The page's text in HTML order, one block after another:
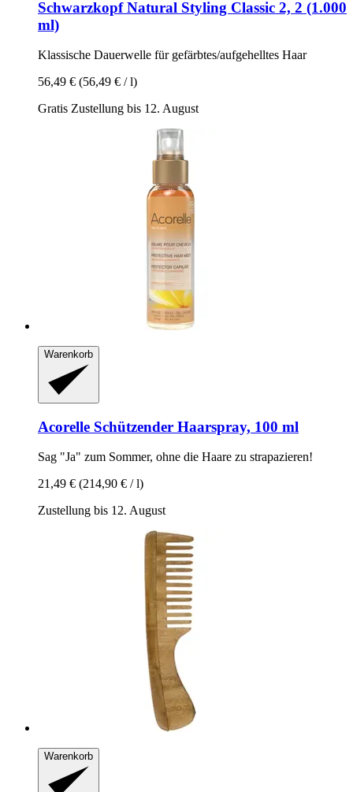
SchwarzkopfNatural Styling Classic 2, 2 (1.000
ml)
Klassische Dauerwelle für gefärbtes/aufgehelltes Haar
56,49 € (56,49 € / l)
Gratis Zustellung bis 12. August
Warenkorb
Acorelle Schützender Haarspray, 100 ml
Sag "Ja" zum Sommer, ohne die Haare zu strapazieren!
21,49 € (214,90 € / l)
Zustellung bis 12. August
Warenkorb